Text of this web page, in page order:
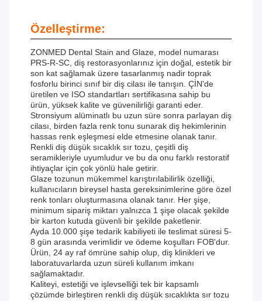
Özelleştirme:
ZONMED Dental Stain and Glaze, model numarası
PRS-R-SC, diş restorasyonlarınız için doğal, estetik bir
son kat sağlamak üzere tasarlanmış nadir toprak
fosforlu birinci sınıf bir diş cilası ile tanışın. ÇİN'de
üretilen ve ISO standartları sertifikasına sahip bu
ürün, yüksek kalite ve güvenilirliği garanti eder.
Stronsiyum alüminatlı bu uzun süre sonra parlayan diş
cilası, birden fazla renk tonu sunarak diş hekimlerinin
hassas renk eşleşmesi elde etmesine olanak tanır.
Renkli diş düşük sıcaklık sır tozu, çeşitli diş
seramikleriyle uyumludur ve bu da onu farklı restoratif
ihtiyaçlar için çok yönlü hale getirir.
Glaze tozunun mükemmel karıştırılabilirlik özelliği,
kullanıcıların bireysel hasta gereksinimlerine göre özel
renk tonları oluşturmasına olanak tanır. Her şişe,
minimum sipariş miktarı yalnızca 1 şişe olacak şekilde
bir karton kutuda güvenli bir şekilde paketlenir.
Ayda 10.000 şişe tedarik kabiliyeti ile teslimat süresi 5-
8 gün arasında verimlidir ve ödeme koşulları FOB'dur.
Ürün, 24 ay raf ömrüne sahip olup, diş klinikleri ve
laboratuvarlarda uzun süreli kullanım imkanı
sağlamaktadır.
Kaliteyi, estetiği ve işlevselliği tek bir kapsamlı
çözümde birleştiren renkli diş düşük sıcaklıkta sır tozu